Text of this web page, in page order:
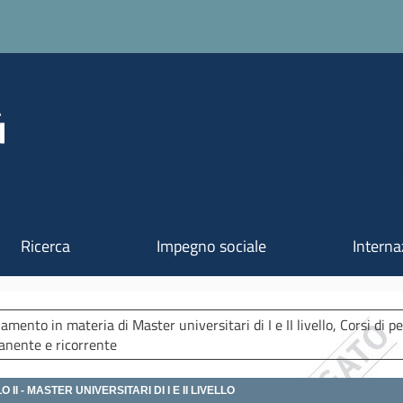
Ricerca Impegno sociale
in materia di Master universitari di I e II livello, Corsi di
e ricorrente
II - MASTER UNIVERSITARI DI I E II LIVELLO